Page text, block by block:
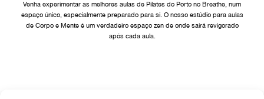
Venha experimentar as melhores aulas de Pilates do Porto no Breathe, num
espaço único, especialmente preparado para si. O nosso estúdio para aulas
de Corpo e Mente é um verdadeiro espaço zen de onde sairá revigorado
após cada aula.